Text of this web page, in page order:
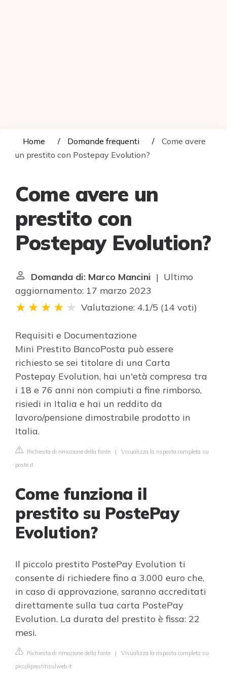
Home Domande frequenti
Come avere
un prestito con Postepay Evolution?
Come avere un
prestito con
Postepay Evolution?
Domanda di: Marco Mancini | Ultimo
aggiornamento: 17 marzo 2023
Valutazione: 4.1/5 (14 voti)
Requisiti e Documentazione
Mini Prestito BancoPosta può essere
richiesto se sei titolare di una Carta
Postepay Evolution, hai un'età compresa tra
i 18 e 76 anni non compiuti a fine rimborso,
risiedi in Italia e hai un reddito da
lavoro/pensione dimostrabile prodotto in
Italia.
Richiesta di rimozione della fonte | Visualizza la risposta completa su
poste.it
Come funziona il
prestito su PostePay
Evolution?
Il piccolo prestito PostePay Evolution ti
consente di richiedere fino a 3.000 euro che,
in caso di approvazione, saranno accreditati
direttamente sulla tua carta PostePay
Evolution. La durata del prestito è fissa: 22
mesi.
Richiesta di rimozione della fonte | Visualizza la risposta completa su
piccoliprestitisulweb.it